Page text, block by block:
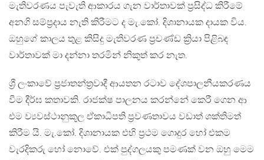
මැතිවරණය පැවැති ආකාරය ගැන වාර්තාවක් ප්‍රසිද්ධ කිරීමේ
අනගි සම්ප්‍රදාය නැති කිරීමට ද මැ.කෝ. දිශානායක දායක විය.
ඔහුගේ කාලය තුළ කිසිදු මැතිවරණ ප්‍රචණ්ඩ ක්‍රියා පිළිබඳ
වාර්තාවක් මා දන්නා තරමින් නිකුත් කර නැත.
ශ්‍රී ලංකාවේ ප්‍රජාතන්ත්‍රවාදී ආයතන රටාව දේශපාලනීයකරණය
වීම දීර්ඝ කතාවකි. රාජක්ෂ පාලනය කරන්නේ කෙරී ගෙන ආ
එම ව්‍යවස්ථානුකූල ඒකාධිපති ප්‍රවණතාවය වඩාත් ශක්තිමත්
කිරීම යි. මැ.කෝ. දිශානායක එහි ප්‍රථම ගොදුර හෝ එකම
වැරදිකරු හෝ නොවේ. එක් පුද්ගලයකු පමණක් වන ඔහු මෙම